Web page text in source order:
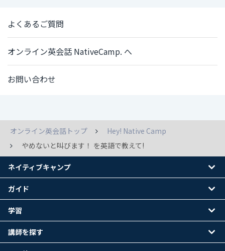
よくあるご質問
オンライン英会話 NativeCamp. へ
お問い合わせ
オンライン英会話トップ
Hey! Native Camp
やめないと叫びます！ を英語で教えて!
ネイティブキャンプ
ガイド
学習
講師を探す